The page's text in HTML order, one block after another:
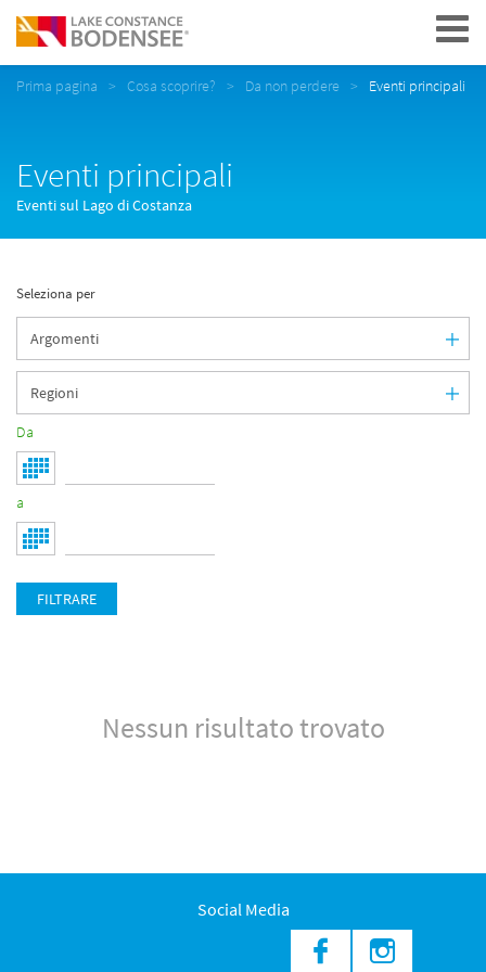
Navigation
Prima pagina Cosa scoprire? Da non perdere Eventi principali
Eventi principali
Eventi sul Lago di Costanza
Seleziona per
Da
a
FILTRARE
Nessun risultato trovato
Social Media